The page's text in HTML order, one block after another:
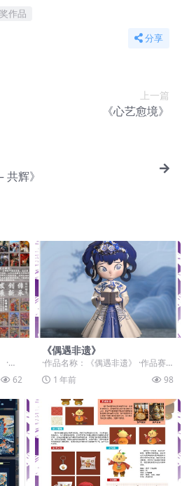
作品
分享
上一篇
《心艺愈境》
辉》
·作
宇宙
62
《偶遇非遗》
·作品名称：《偶遇非遗》 ·作品赛
道：学生组：命题赛道-”元宇宙+非
遗“ ·作品...
1 年前 98